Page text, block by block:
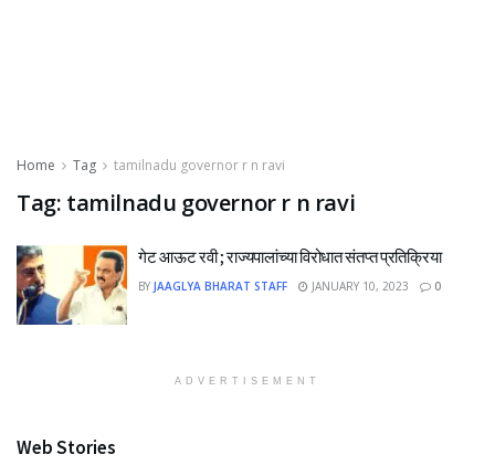
Home Tag tamilnadu governor r n ravi
Tag: tamilnadu governor r n ravi
गेट आऊट रवी ; राज्यपालांच्या विरोधात संतप्त प्रतिक्रिया
BY JAAGLYA BHARAT STAFF JANUARY 10, 2023 0
ADVERTISEMENT
Web Stories